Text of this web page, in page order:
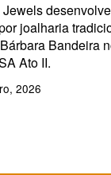
joalharia
Bandeira
Ato II.
2026